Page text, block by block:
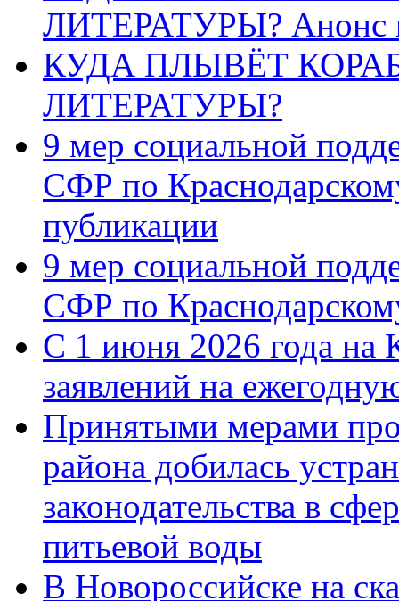
ЛИТЕРАТУРЫ? Анонс
КУДА ПЛЫВЁТ
ЛИТЕРАТУРЫ?
9 мер социальной
СФР по
публикации
9 мер социальной
СФР по
С 1 июня 2026 года на
заявлений на
Принятыми мерами
района добилась
законодательства в
питьевой воды
В Новороссийске на